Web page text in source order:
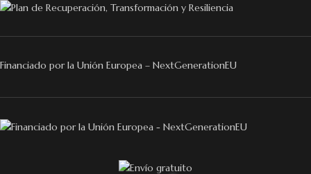
Financiado por la Unión Europea – NextGenerationEU